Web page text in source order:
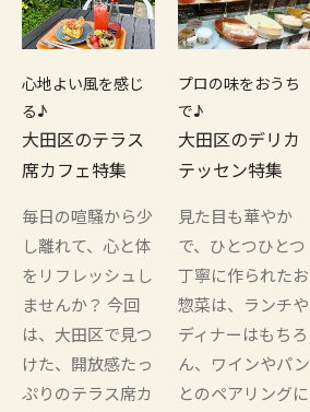
心地よい風を感じ
る♪
大田区のテラス
席カフェ特集
毎日の喧騒から少
し離れて、心と体
をリフレッシュし
ませんか？ 今回
は、大田区で見つ
けた、開放感たっ
ぷりのテラス席カ
プロの味をおうち
で♪
大田区のデリカ
テッセン特集
見た目も華やか
で、ひとつひとつ
丁寧に作られたお
惣菜は、ランチや
ディナーはもちろ
ん、ワインやパン
とのペアリングに